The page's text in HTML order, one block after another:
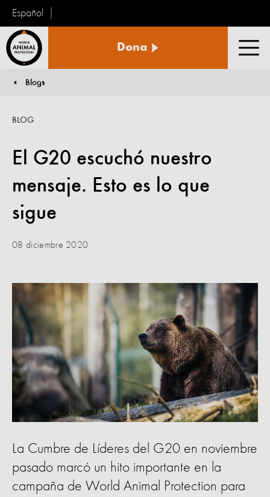
Español
Animal
Dona
You are here:
Blogs
El G20 escuchó nuestro
mensaje. Esto es lo que
sigue
BLOG
08 diciembre 2020
La Cumbre de Líderes del G20 en noviembre
pasado marcó un hito importante en la
campaña de World Animal Protection para